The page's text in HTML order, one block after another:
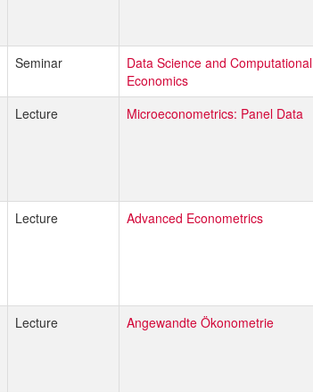
Seminar
Data Science and Computational
Economics
Lecture Microeconometrics: Panel Data
Lecture Advanced Econometrics
Lecture Angewandte Ökonometrie